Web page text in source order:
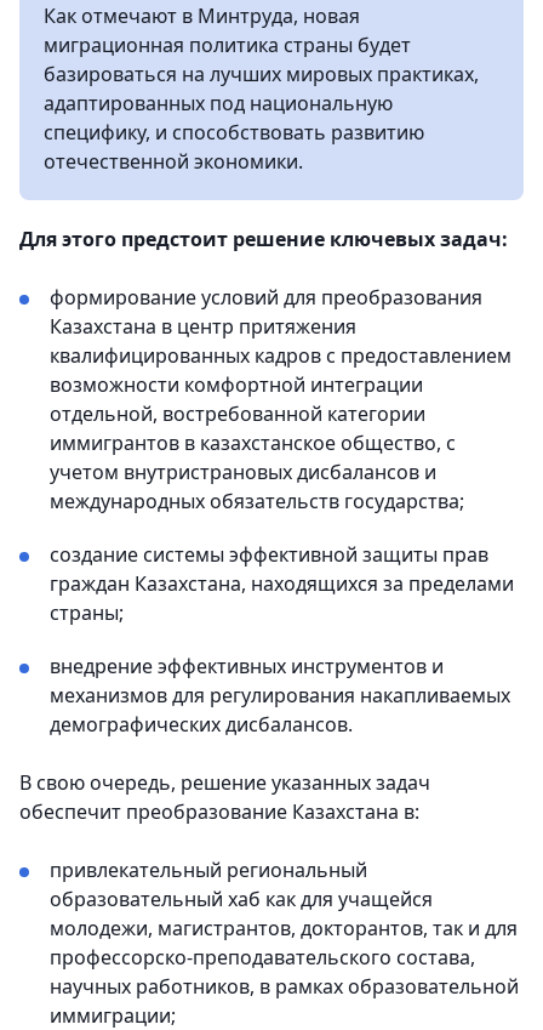
Как отмечают в Минтруда, новая
миграционная политика страны будет
базироваться на лучших мировых практиках,
адаптированных под национальную
специфику, и способствовать развитию
отечественной экономики.
Для этого предстоит решение ключевых задач:
формирование условий для преобразования
Казахстана в центр притяжения
квалифицированных кадров с предоставлением
возможности комфортной интеграции
отдельной, востребованной категории
иммигрантов в казахстанское общество, с
учетом внутристрановых дисбалансов и
международных обязательств государства;
создание системы эффективной защиты прав
граждан Казахстана, находящихся за пределами
страны;
внедрение эффективных инструментов и
механизмов для регулирования накапливаемых
демографических дисбалансов.
В свою очередь, решение указанных задач
обеспечит преобразование Казахстана в:
привлекательный региональный
образовательный хаб как для учащейся
молодежи, магистрантов, докторантов, так и для
профессорско-преподавательского состава,
научных работников, в рамках образовательной
иммиграции;